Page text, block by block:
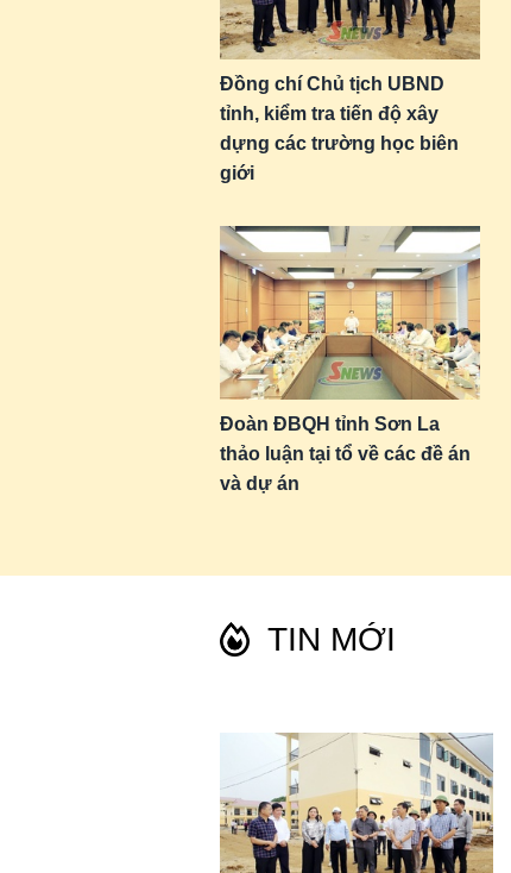
Đồng chí Chủ tịch UBND
tỉnh, kiểm tra tiến độ xây
dựng các trường học biên
giới
Đoàn ĐBQH tỉnh Sơn La
thảo luận tại tổ về các đề án
và dự án
TIN MỚI